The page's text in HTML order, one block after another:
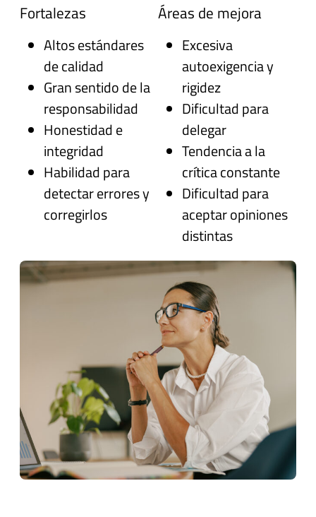
Fortalezas
Altos estándares
de calidad
Gran sentido de la
responsabilidad
Honestidad e
integridad
Habilidad para
detectar errores y
corregirlos
Áreas de mejora
Excesiva
autoexigencia y
rigidez
Dificultad para
delegar
Tendencia a la
crítica constante
Dificultad para
aceptar opiniones
distintas